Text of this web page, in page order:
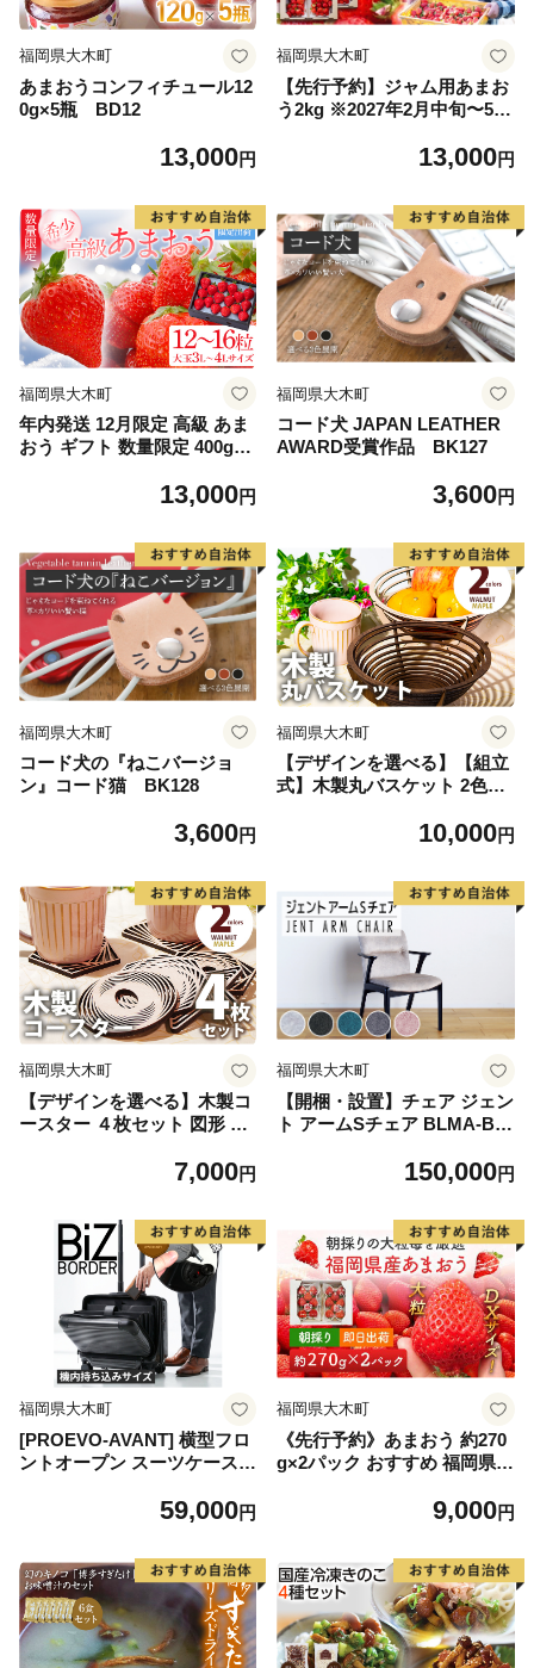
福岡県大木町
あまおうコンフィチュール12
0g×5瓶 BD12
13,000円
福岡県大木町
【先行予約】ジャム用あまお
う2kg ※2027年2月中旬〜5月
13,000円
福岡県大木町
年内発送 12月限定 高級 あま
おう ギフト 数量限定 400g以
26年12月出荷予定】 福岡県
13,000円
福岡県大木町
コード犬 JAPAN LEATHER
AWARD受賞作品 BK127
3,600円
福岡県大木町
コード犬の『ねこバージョ
ン』コード猫 BK128
3,600円
福岡県大木町
【デザインを選べる】【組立
式】木製丸バスケット 2色か
【※ご希望のお品を備考欄に
10,000円
福岡県大木町
【デザインを選べる】木製コ
ースター ４枚セット 図形 メ
希望のお品を備考欄に記入必
7,000円
福岡県大木町
【開梱・設置】チェア ジェン
ト アームSチェア BLMA-BK
150,000円
福岡県大木町
[PROEVO-AVANT] 横型フロ
ントオープン スーツケース
ス/ガンメタリック） [10022
59,000円
福岡県大木町
《先行予約》あまおう 約270
g×2パック おすすめ 福岡県
下旬〜2027年4月末頃にかけ
9,000円